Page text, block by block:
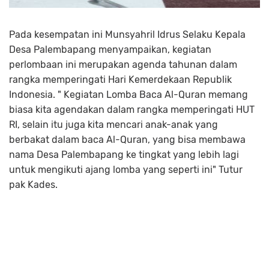
Pada kesempatan ini Munsyahril Idrus Selaku Kepala
Desa Palembapang menyampaikan, kegiatan
perlombaan ini merupakan agenda tahunan dalam
rangka memperingati Hari Kemerdekaan Republik
Indonesia. " Kegiatan Lomba Baca Al-Quran memang
biasa kita agendakan dalam rangka memperingati HUT
RI, selain itu juga kita mencari anak-anak yang
berbakat dalam baca Al-Quran, yang bisa membawa
nama Desa Palembapang ke tingkat yang lebih lagi
untuk mengikuti ajang lomba yang seperti ini" Tutur
pak Kades.